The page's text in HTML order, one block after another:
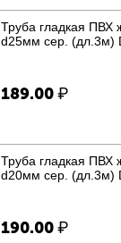
Труба гладкая ПВХ
d25мм сер. (дл.3м)
189.00₽
Труба гладкая ПВХ
d20мм сер. (дл.3м)
190.00₽